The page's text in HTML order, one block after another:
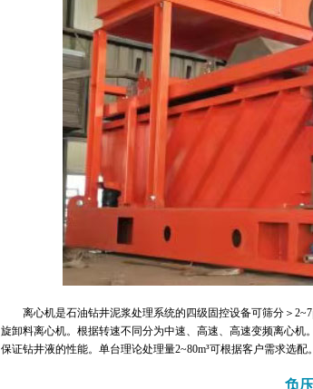
离心机是石油钻井泥浆处理系统的四级固控设备可筛分＞
旋卸料离心机。根据转速不同分为中速、高速、高速变频离心机
保证钻井液的性能。单台理论处理量2~80m³可根据客户需求选配。
负